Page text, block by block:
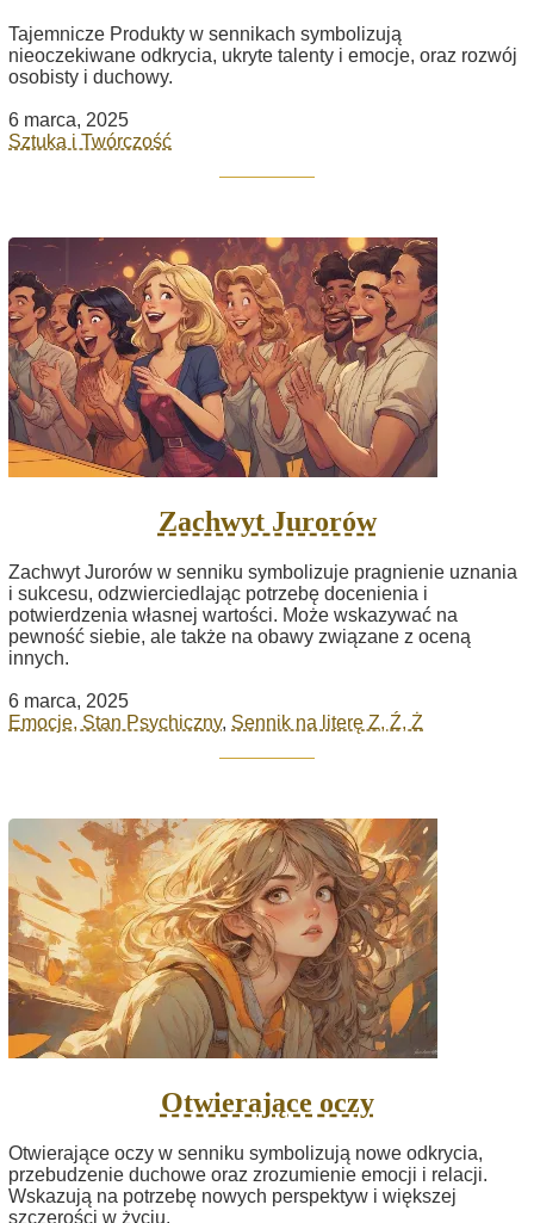
Tajemnicze Produkty w sennikach symbolizują
nieoczekiwane odkrycia, ukryte talenty i emocje, oraz rozwój
osobisty i duchowy.
6 marca, 2025
Sztuka i Twórczość
Zachwyt Jurorów
Zachwyt Jurorów w senniku symbolizuje pragnienie uznania
i sukcesu, odzwierciedlając potrzebę docenienia i
potwierdzenia własnej wartości. Może wskazywać na
pewność siebie, ale także na obawy związane z oceną
innych.
6 marca, 2025
Emocje, Stan Psychiczny, Sennik na literę Z, Ź, Ż
Otwierające oczy
Otwierające oczy w senniku symbolizują nowe odkrycia,
przebudzenie duchowe oraz zrozumienie emocji i relacji.
Wskazują na potrzebę nowych perspektyw i większej
szczerości w życiu.